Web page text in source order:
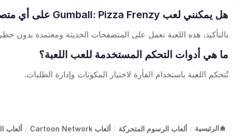
هل يمكنني لعب Gumball: Pizza Frenzy على أي متصفح؟
بالتأكيد، هذه اللعبة تعمل على المتصفحات الحديثة ومعتمدة بدون
ما هي أدوات التحكم المستخدمة للعب اللعبة؟
تُتحكم اللعبة باستخدام الفأرة لاختيار المكونات وإدارة الطلبات.
الرئيسية / ألعاب الرسوم المتحركة / ألعاب Cartoon Network / ألعاب Gumball